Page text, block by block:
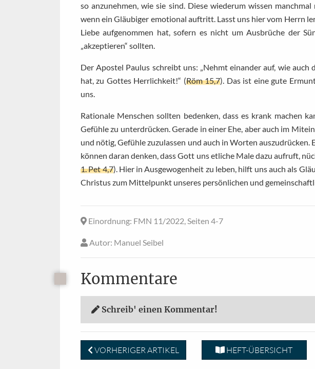
so anzunehmen, wie sie sind. Diese wiederum wissen
wenn ein Gläubiger emotional auftritt. Lasst uns hier vom Herrn
Liebe aufgenommen hat, sofern es nicht um Ausbrüche der
„akzeptieren“ sollten.
Der Apostel Paulus schreibt uns: „Nehmt einander auf, wie auch
hat, zu Gottes Herrlichkeit!“ (Röm 15,7). Das ist eine gute
uns.
Rationale Menschen sollten bedenken, dass es krank machen
Gefühle zu unterdrücken. Gerade in einer Ehe, aber auch im
und nötig, Gefühle zuzulassen und auch in Worten
können daran denken, dass Gott uns etliche Male dazu aufruft,
1. Pet 4,7). Hier in Ausgewogenheit zu leben, hilft uns auch als
Christus zum Mittelpunkt unseres persönlichen und
Einordnung: FMN 11/2022, Seiten 4-7
Autor: Manuel Seibel
Kommentare
Schreib' einen Kommentar!
VORHERIGER ARTIKEL HEFT-ÜBERSICHT